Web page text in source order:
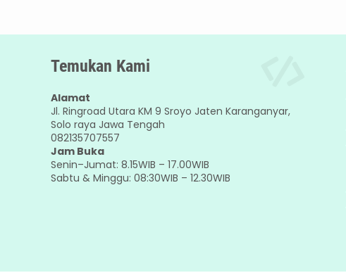
Temukan Kami
Alamat
Jl. Ringroad Utara KM 9 Sroyo Jaten Karanganyar,
Solo raya Jawa Tengah
082135707557
Jam Buka
Senin–Jumat: 8.15WIB – 17.00WIB
Sabtu & Minggu: 08:30WIB – 12.30WIB